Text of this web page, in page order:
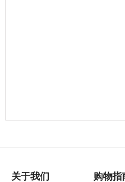
关于我们 购物指